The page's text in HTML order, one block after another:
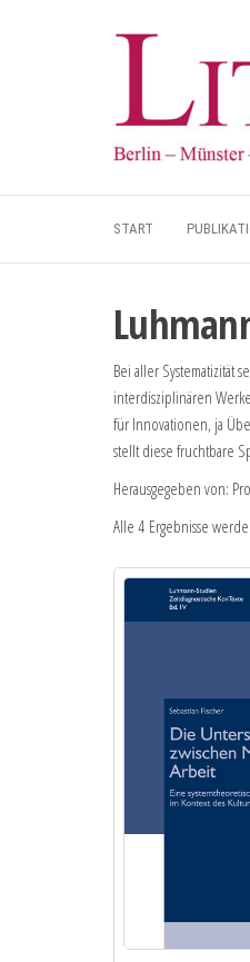
START
Bei aller Systematizität
interdisziplinären
für Innovationen, ja
stellt diese fruchtbare
Herausgegeben von:
Alle 4 Ergebnisse